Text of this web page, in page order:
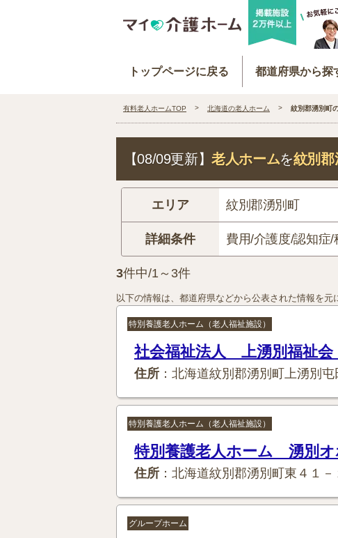
トップページに戻る 都道府県から探
有料老人ホームTOP 北海道の老人ホーム 紋別郡湧別町
【08/09更新】老人ホームを紋別郡
エリア 紋別郡湧別町
詳細条件 費用/介護度/認知症/
3件中/1～3件
以下の情報は、都道府県などから公表された情報を元
特別養護老人ホーム（老人福祉施設）
社会福祉法人 上湧別福祉
住所 ：北海道紋別郡湧別町上湧別
特別養護老人ホーム（老人福祉施設）
特別養護老人ホーム 湧別オ
住所 ：北海道紋別郡湧別町東４１－
グループホーム